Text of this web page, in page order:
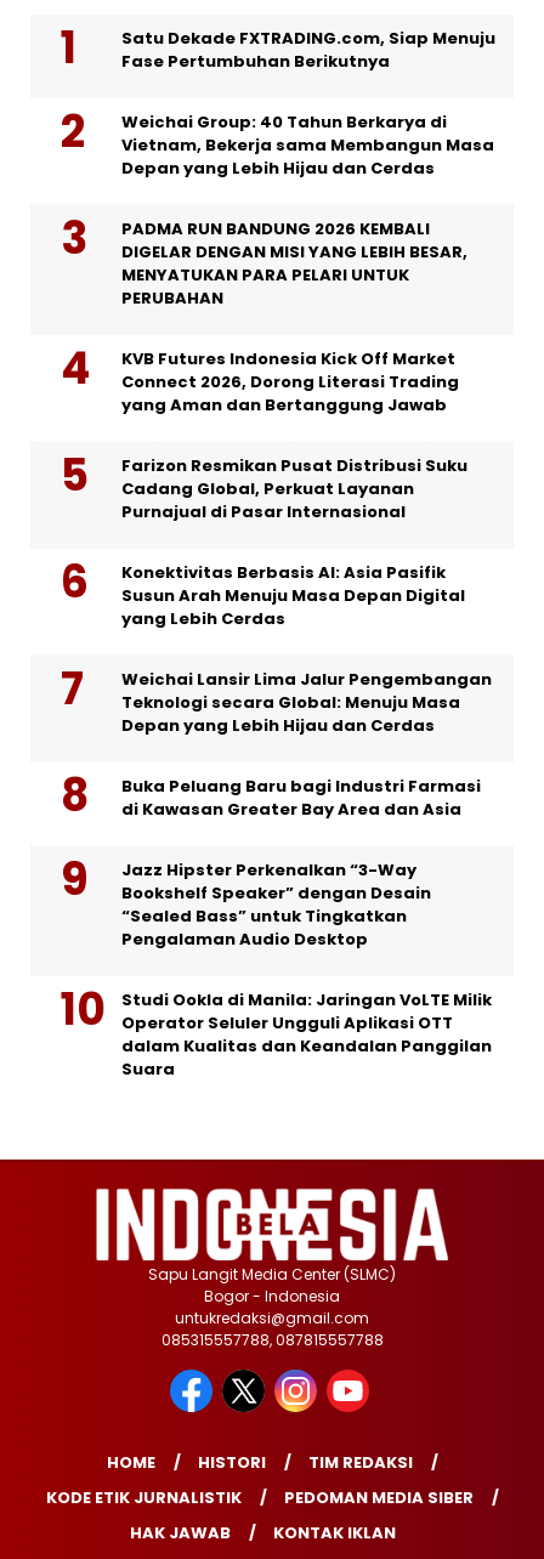
Satu Dekade FXTRADING.com, Siap Menuju
Fase Pertumbuhan Berikutnya
Weichai Group: 40 Tahun Berkarya di
Vietnam, Bekerja sama Membangun Masa
Depan yang Lebih Hijau dan Cerdas
PADMA RUN BANDUNG 2026 KEMBALI
DIGELAR DENGAN MISI YANG LEBIH BESAR,
MENYATUKAN PARA PELARI UNTUK
PERUBAHAN
KVB Futures Indonesia Kick Off Market
Connect 2026, Dorong Literasi Trading
yang Aman dan Bertanggung Jawab
Farizon Resmikan Pusat Distribusi Suku
Cadang Global, Perkuat Layanan
Purnajual di Pasar Internasional
Konektivitas Berbasis AI: Asia Pasifik
Susun Arah Menuju Masa Depan Digital
yang Lebih Cerdas
Weichai Lansir Lima Jalur Pengembangan
Teknologi secara Global: Menuju Masa
Depan yang Lebih Hijau dan Cerdas
Buka Peluang Baru bagi Industri Farmasi
di Kawasan Greater Bay Area dan Asia
Jazz Hipster Perkenalkan “3-Way
Bookshelf Speaker” dengan Desain
“Sealed Bass” untuk Tingkatkan
Pengalaman Audio Desktop
Studi Ookla di Manila: Jaringan VoLTE Milik
Operator Seluler Ungguli Aplikasi OTT
dalam Kualitas dan Keandalan Panggilan
Suara
Sapu Langit Media Center (SLMC)
Bogor - Indonesia
untukredaksi@gmail.com
085315557788, 087815557788
HOME HISTORI
TIM REDAKSI
KODE ETIK JURNALISTIK
PEDOMAN MEDIA SIBER
HAK JAWAB
KONTAK IKLAN